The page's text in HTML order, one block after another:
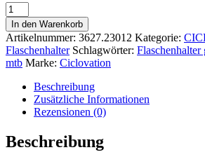
Trail
Flaschenhalter
Gravel-
MTB
-
Side
Pull-
Links
White
Menge
In den Warenkorb
Artikelnummer: 3627.23012 Kategorie:
Flaschenhalter Schlagwörter: Flaschenhalter
mtb Marke: Ciclovation
Beschreibung
Zusätzliche Informationen
Rezensionen (0)
Beschreibung